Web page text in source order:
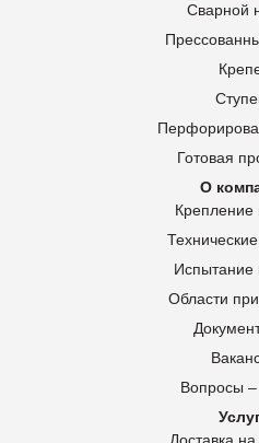
Сварной
Готовая
О
Крепление
Испытание
Области
Вопросы –